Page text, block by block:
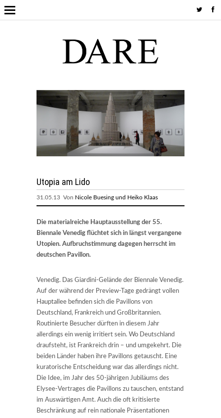
Utopia am Lido
31.05.13 Von Nicole Buesing und Heiko Klaas
Die materialreiche Hauptausstellung der 55.
Biennale Venedig flüchtet sich in längst vergangene
Utopien. Aufbruchstimmung dagegen herrscht im
deutschen Pavillon.
Venedig. Das Giardini-Gelände der Biennale Venedig.
Auf der während der Preview-Tage gedrängt vollen
Hauptallee befinden sich die Pavillons von
Deutschland, Frankreich und Großbritannien.
Routinierte Besucher dürften in diesem Jahr
allerdings ein wenig irritiert sein. Wo Deutschland
draufsteht, ist Frankreich drin – und umgekehrt. Die
beiden Länder haben ihre Pavillons getauscht. Eine
kuratorische Entscheidung war das allerdings nicht.
Die Idee, im Jahr des 50-jährigen Jubiläums des
Elysee-Vertrages die Pavillons zu tauschen, entstand
im Auswärtigen Amt. Auch die oft kritisierte
Beschränkung auf rein nationale Präsentationen